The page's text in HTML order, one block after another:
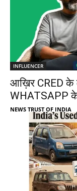
INFLUENCER
आख़िर CRED के
WHATSAPP के
NEWS TRUST OF INDIA